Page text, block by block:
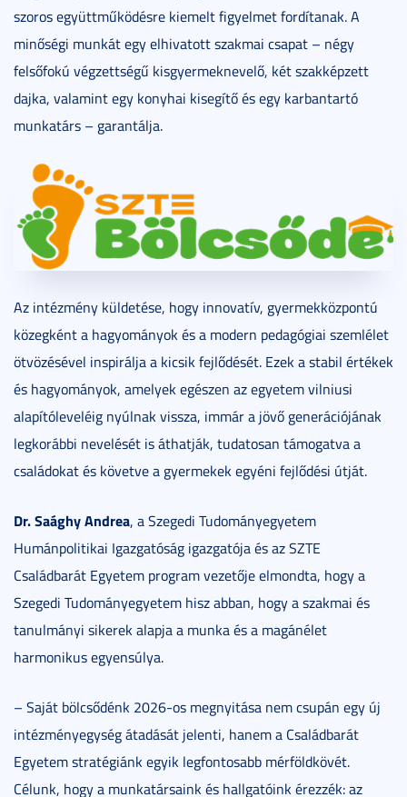
szoros együttműködésre kiemelt figyelmet fordítanak. A
minőségi munkát egy elhivatott szakmai csapat – négy
felsőfokú végzettségű kisgyermeknevelő, két szakképzett
dajka, valamint egy konyhai kisegítő és egy karbantartó
munkatárs – garantálja.
Az intézmény küldetése, hogy innovatív, gyermekközpontú
közegként a hagyományok és a modern pedagógiai szemlélet
ötvözésével inspirálja a kicsik fejlődését. Ezek a stabil értékek
és hagyományok, amelyek egészen az egyetem vilniusi
alapítóleveléig nyúlnak vissza, immár a jövő generációjának
legkorábbi nevelését is áthatják, tudatosan támogatva a
családokat és követve a gyermekek egyéni fejlődési útját.
Dr. Saághy Andrea, a Szegedi Tudományegyetem
Humánpolitikai Igazgatóság igazgatója és az SZTE
Családbarát Egyetem program vezetője elmondta, hogy a
Szegedi Tudományegyetem hisz abban, hogy a szakmai és
tanulmányi sikerek alapja a munka és a magánélet
harmonikus egyensúlya.
– Saját bölcsődénk 2026-os megnyitása nem csupán egy új
intézményegység átadását jelenti, hanem a Családbarát
Egyetem stratégiánk egyik legfontosabb mérföldkövét.
Célunk, hogy a munkatársaink és hallgatóink érezzék: az